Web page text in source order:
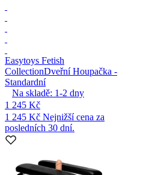
Easytoys Fetish
CollectionDveřní Houpačka -
Standardní
Na skladě: 1-2 dny
1 245 Kč
1 245 Kč Nejnižší cena za
posledních 30 dní.